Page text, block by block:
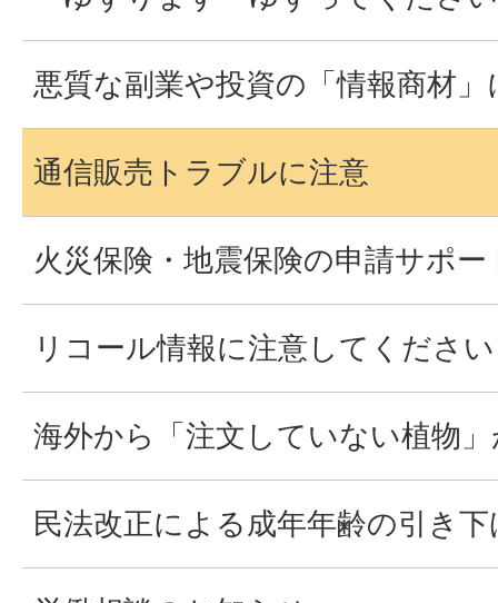
悪質な副業や投資の「情報商材」
通信販売トラブルに注意
火災保険・地震保険の申請サポ
リコール情報に注意してください
海外から「注文していない植物
民法改正による成年年齢の引き